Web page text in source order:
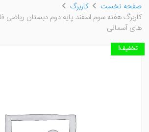
صفحه نخست
کاربرگ
کاربرگ هفته سوم اسفند پایه دوم دبستان ریاضی
های آسمانی
تخفیف!